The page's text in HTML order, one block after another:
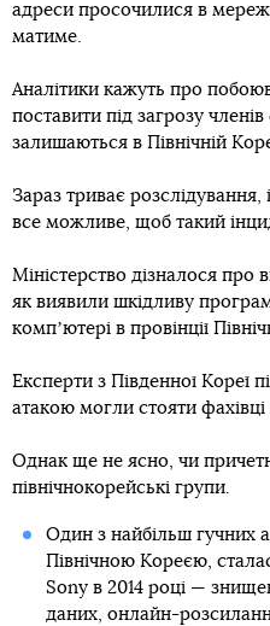
адреси просочилися в
матиме.
Аналітики кажуть про
поставити під загрозу членів
залишаються в Північній
Зараз триває
все можливе, щоб такий
Міністерство дізналося про
як виявили шкідливу
компʼютері в провінції
Експерти з Південної Кореї
атакою могли стояти
Однак ще не ясно, чи
північнокорейські групи.
Один з найбільш гучних
Північною Кореєю,
Sony в 2014 році —
даних, онлайн-